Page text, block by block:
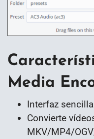
Media
Interfaz
Convierte
MKV/MP4/